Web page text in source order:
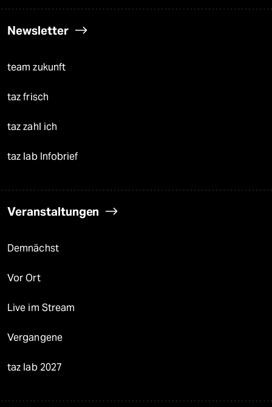
Newsletter
team zukunft
taz frisch
taz zahl ich
taz lab Infobrief
Veranstaltungen
Demnächst
Vor Ort
Live im Stream
Vergangene
taz lab 2027